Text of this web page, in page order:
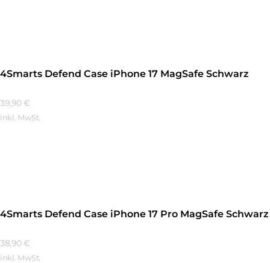
4Smarts Defend Case iPhone 17 MagSafe Schwarz
39,90 €
inkl. MwSt.
4Smarts Defend Case iPhone 17 Pro MagSafe Schwarz
38,90 €
inkl. MwSt.